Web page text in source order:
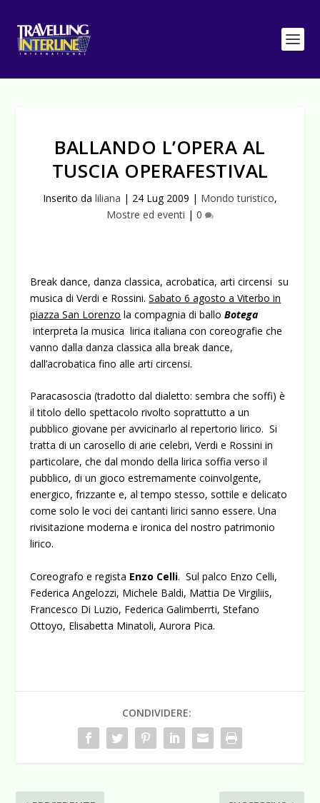
BALLANDO L’OPERA AL
TUSCIA OPERAFESTIVAL
Inserito da liliana | 24 Lug 2009 | Mondo turistico,
Mostre ed eventi | 0
Break dance, danza classica, acrobatica, arti circensi su
musica di Verdi e Rossini.Sabato 6 agosto a Viterbo in
piazza San Lorenzo la compagnia di balloBotega
interpreta la musica lirica italiana con coreografie che
vanno dalla danza classica alla break dance,
dall’acrobatica fino alle arti circensi.
Paracasoscia (tradotto dal dialetto: sembra che soffi) è
il titolo dello spettacolo rivolto soprattutto a un
pubblico giovane per avvicinarlo al repertorio lirico. Si
tratta di un carosello di arie celebri, Verdi e Rossini in
particolare, che dal mondo della lirica soffia verso il
pubblico, di un gioco estremamente coinvolgente,
energico, frizzante e, al tempo stesso, sottile e delicato
come solo le voci dei cantanti lirici sanno essere. Una
rivisitazione moderna e ironica del nostro patrimonio
lirico.
Coreografo e regista Enzo Celli. Sul palco Enzo Celli,
Federica Angelozzi, Michele Baldi, Mattia De Virgiliis,
Francesco Di Luzio, Federica Galimberrti, Stefano
Ottoyo, Elisabetta Minatoli, Aurora Pica.
CONDIVIDERE: